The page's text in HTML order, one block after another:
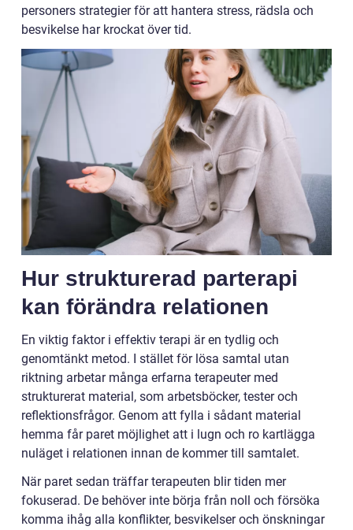
personers strategier för att hantera stress, rädsla och
besvikelse har krockat över tid.
Hur strukturerad parterapi
kan förändra relationen
En viktig faktor i effektiv terapi är en tydlig och
genomtänkt metod. I stället för lösa samtal utan
riktning arbetar många erfarna terapeuter med
strukturerat material, som arbetsböcker, tester och
reflektionsfrågor. Genom att fylla i sådant material
hemma får paret möjlighet att i lugn och ro kartlägga
nuläget i relationen innan de kommer till samtalet.
När paret sedan träffar terapeuten blir tiden mer
fokuserad. De behöver inte börja från noll och försöka
komma ihåg alla konflikter, besvikelser och önskningar